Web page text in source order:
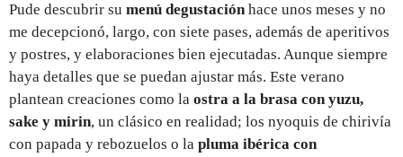
Pude descubrir su menú degustaciónhace unos meses y no
me decepcionó, largo, con siete pases, además de aperitivos
y postres, y elaboraciones bien ejecutadas. Aunque siempre
haya detalles que se puedan ajustar más. Este verano
plantean creaciones como la ostra a la brasa con yuzu,
sake y mirin, un clásico en realidad; los nyoquis de chirivía
con papada y rebozuelos o la pluma ibérica con